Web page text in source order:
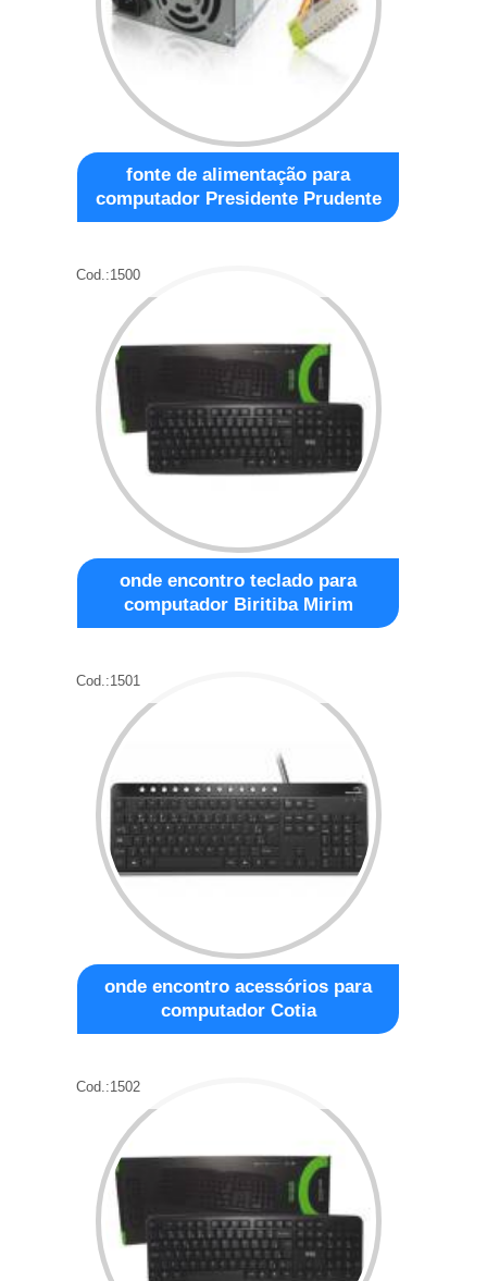
fonte de alimentação para
computador Presidente Prudente
Cod.:1500
onde encontro teclado para
computador Biritiba Mirim
Cod.:1501
onde encontro acessórios para
computador Cotia
Cod.:1502